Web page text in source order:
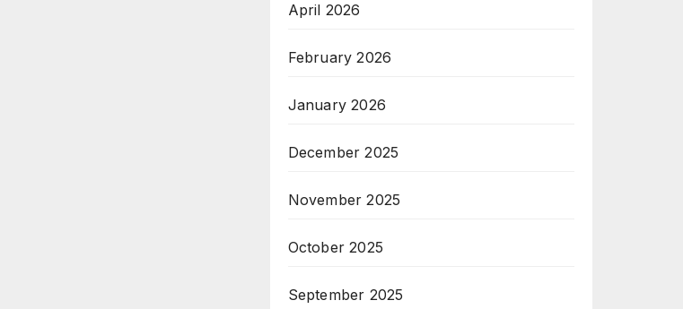
April 2026
February 2026
January 2026
December 2025
November 2025
October 2025
September 2025